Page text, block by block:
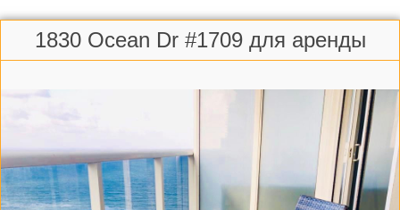
1830 Ocean Dr #1709 для аренды